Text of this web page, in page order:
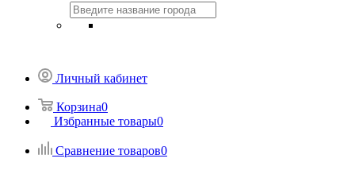
Личный кабинет
Корзина0
Избранные товары0
Сравнение товаров0